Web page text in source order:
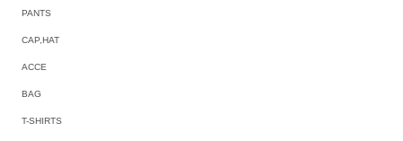
PANTS
CAP,HAT
ACCE
BAG
T-SHIRTS